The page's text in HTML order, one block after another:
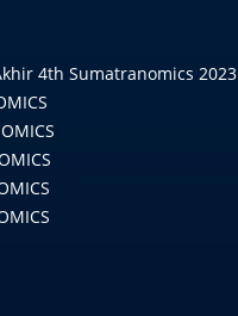
4th Sumatranomics 2023